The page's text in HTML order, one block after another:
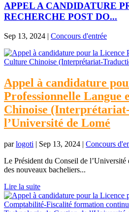
APPEL A CANDIDATURE
RECHERCHE POST DO...
Sep 13, 2024 | Concours d'entrée
Appel à candidature
Professionnelle Langue
Chinoise
l’Université de Lomé
parlogoti | Sep 13, 2024 | Concours
Le Président du Conseil de l’Université
des nouveaux bacheliers...
Lire la suite